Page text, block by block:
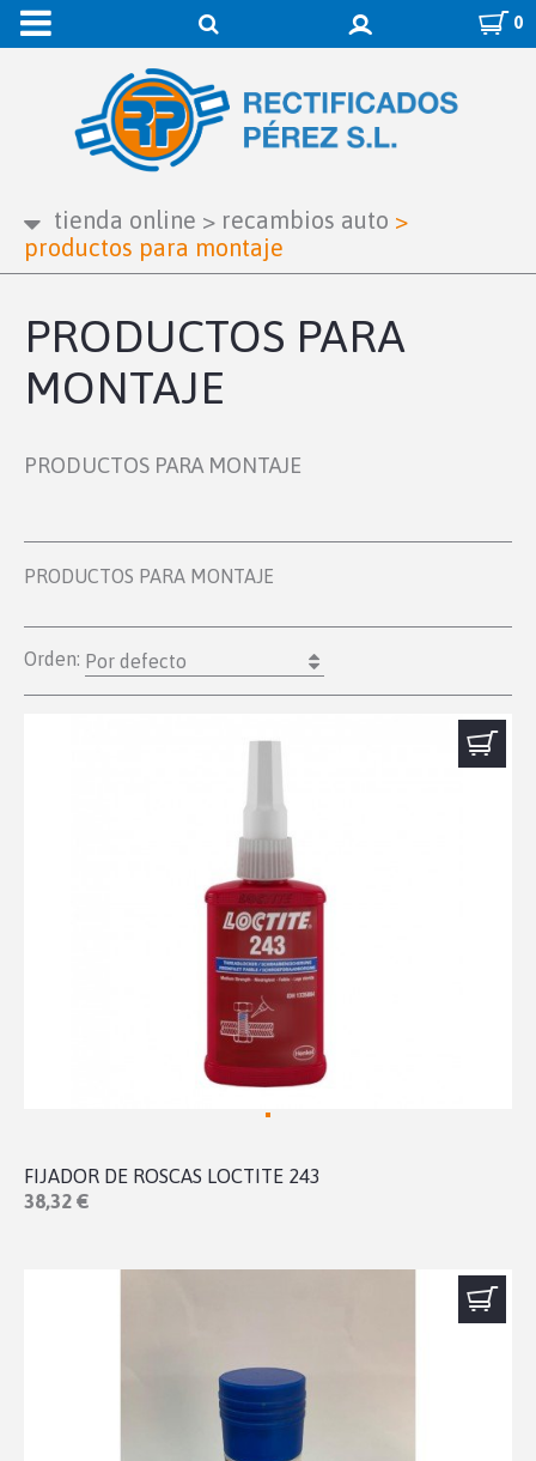
0
tienda online > recambios auto >
productos para montaje
PRODUCTOS PARA
MONTAJE
PRODUCTOS PARA MONTAJE
PRODUCTOS PARA MONTAJE
Orden: Por defecto
FIJADOR DE ROSCAS LOCTITE 243
38,32 €